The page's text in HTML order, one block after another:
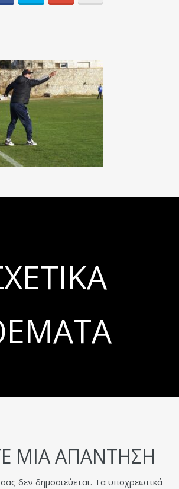
ΜΙΑ ΑΠΆΝΤΗΣΗ
δεν δημοσιεύεται. Τα υποχρεωτικά